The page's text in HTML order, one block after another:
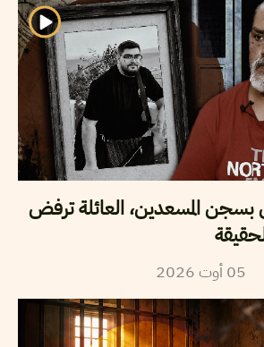
بسجن المسعدين، العائلة ترفض
05 أوت2026